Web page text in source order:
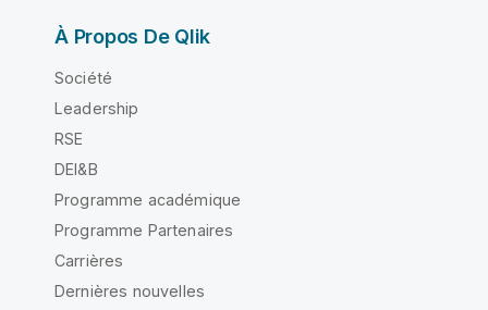
À Propos De Qlik
Société
Leadership
RSE
DEI&B
Programme académique
Programme Partenaires
Carrières
Dernières nouvelles